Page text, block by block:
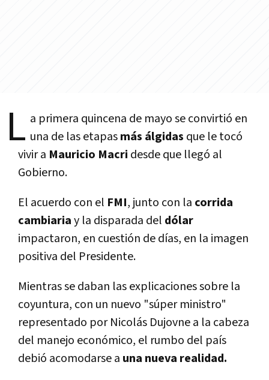
L a primera quincena de mayo se convirtió en
una de las etapasmás álgidas que le tocó
vivir a Mauricio Macri desde que llegó al
Gobierno.
El acuerdo con el FMI, junto con la corrida
cambiariay la disparada del dólar
impactaron, en cuestión de dí­as, en la imagen
positiva del Presidente.
Mientras se daban las explicaciones sobre la
coyuntura, con un nuevo "súper ministro"
representado por Nicolás Dujovne a la cabeza
del manejo económico, el rumbo del paí­s
debió acomodarse a una nueva realidad.